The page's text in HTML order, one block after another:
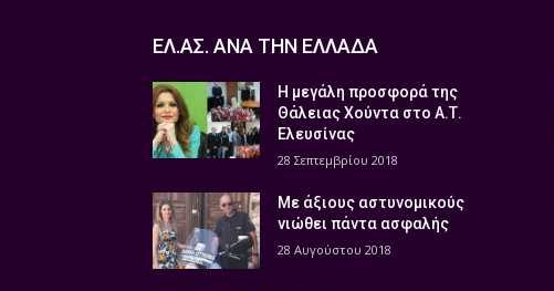
ΕΛ.ΑΣ. ΑΝΑ ΤΗΝ ΕΛΛΑΔΑ
Η μεγάλη προσφορά της
Θάλειας Χούντα στο Α.Τ.
Ελευσίνας
28 Σεπτεμβρίου 2018
Με άξιους αστυνομικούς
νιώθει πάντα ασφαλής
28 Αυγούστου 2018